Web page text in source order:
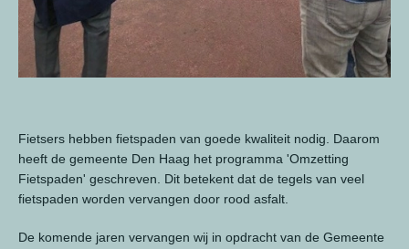
Fietsers hebben fietspaden van goede kwaliteit nodig. Daarom
heeft de gemeente Den Haag het programma 'Omzetting
Fietspaden' geschreven. Dit betekent dat de tegels van veel
fietspaden worden vervangen door rood asfalt.
De komende jaren vervangen wij in opdracht van de Gemeente